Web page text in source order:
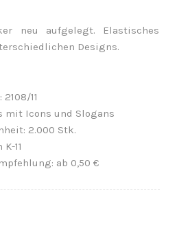
neu aufgelegt. Elastisches
Designs.
11
mit Icons und Slogans
2.000 Stk.
11
ab 0,50 €